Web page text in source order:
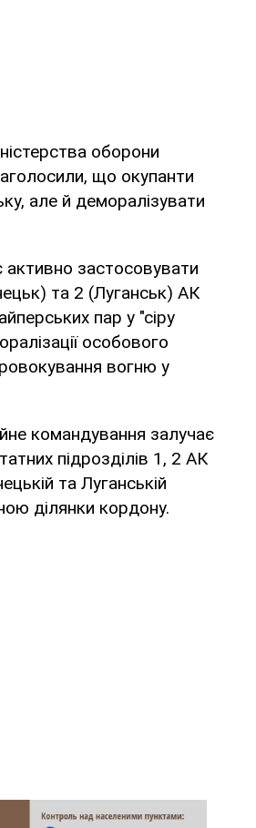
оборони
що окупанти
але й деморалізувати
активно застосовувати
та 2 (Луганськ) АК
пар у "сіру
особового
вогню у
командування залучає
підрозділів 1, 2 АК
та Луганській
ділянки кордону.